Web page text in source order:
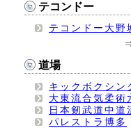
テコンドー
テコンドー大野
道場
キックボクシン
大東流合気柔術
日本剱武道中道
パレストラ博多